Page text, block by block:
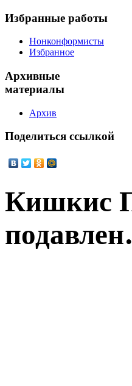
Избранные работы
Нонконформисты
Избранное
Архивные
материалы
Архив
Поделиться ссылкой
Кишкис